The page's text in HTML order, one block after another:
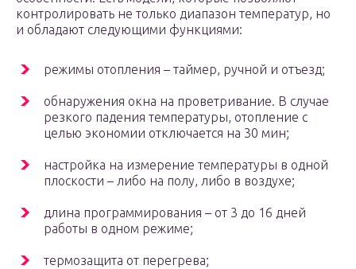
контролировать не только диапазон температур, но
и обладают следующими функциями:
режимы отопления – таймер, ручной и отъезд;
обнаружения окна на проветривание. В случае
резкого падения температуры, отопление с
целью экономии отключается на 30 мин;
настройка на измерение температуры в одной
плоскости – либо на полу, либо в воздухе;
длина программирования – от 3 до 16 дней
работы в одном режиме;
термозащита от перегрева;